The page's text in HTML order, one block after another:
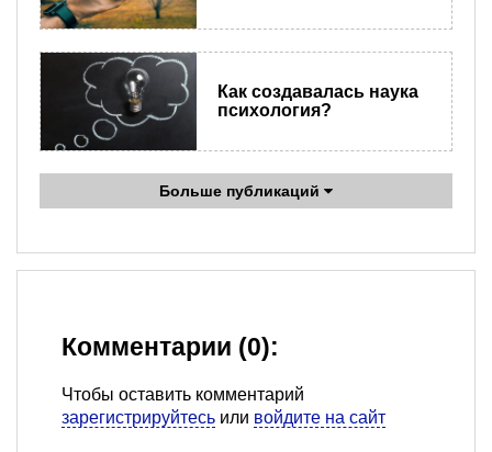
Как создавалась наука
психология?
Больше публикаций
Комментарии (0):
Чтобы оставить комментарий
зарегистрируйтесь или войдите на сайт